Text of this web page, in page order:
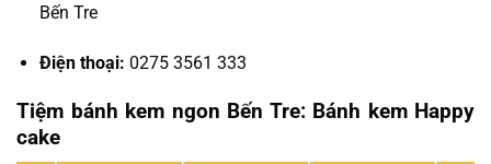
Bến Tre
Điện thoại: 0275 3561 333
Tiệm bánh kem ngon Bến Tre: Bánh kem Happy
cake